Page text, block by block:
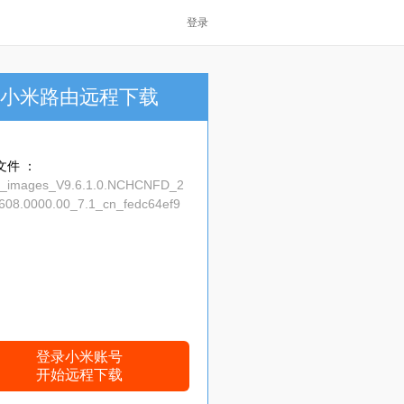
登录
小米路由远程下载
件 ：
登录小米账号
开始远程下载